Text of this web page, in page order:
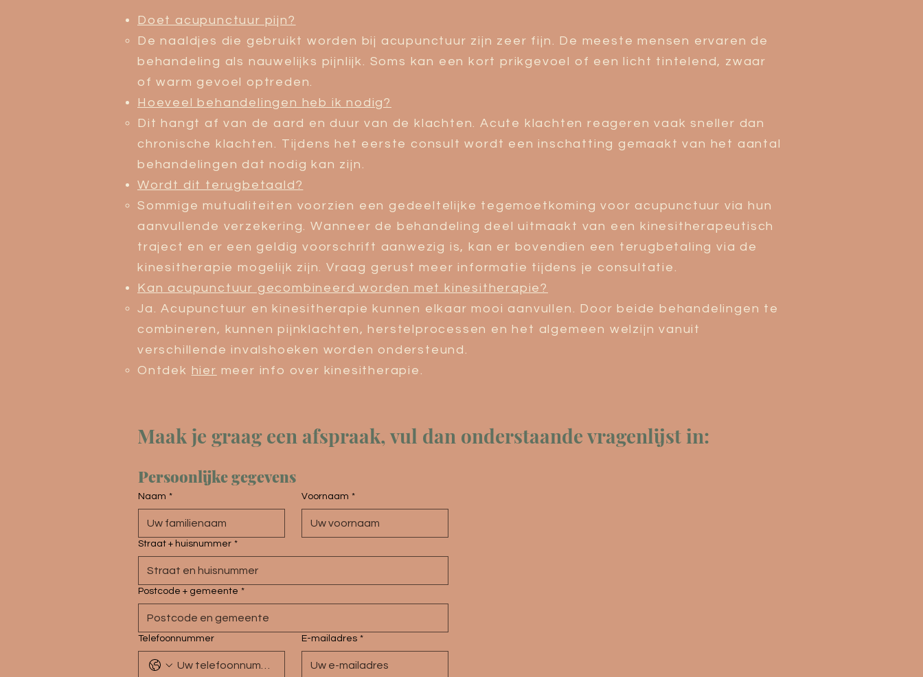
Doet acupunctuur pijn?
​De naaldjes die gebruikt worden bij acupunctuur zijn zeer fijn. De meeste mensen ervaren de
behandeling als nauwelijks pijnlijk. Soms kan een kort prikgevoel of een licht tintelend, zwaar
of warm gevoel optreden.
Hoeveel behandelingen heb ik nodig?
​Dit hangt af van de aard en duur van de klachten. Acute klachten reageren vaak sneller dan
chronische klachten. Tijdens het eerste consult wordt een inschatting gemaakt van het aantal
behandelingen dat nodig kan zijn.
Wordt dit terugbetaald?
​Sommige mutualiteiten voorzien een gedeeltelijke tegemoetkoming voor acupunctuur via hun
aanvullende verzekering. Wanneer de behandeling deel uitmaakt van een kinesitherapeutisch
traject en er een geldig voorschrift aanwezig is, kan er bovendien een terugbetaling via de
kinesitherapie mogelijk zijn. Vraag gerust meer informatie tijdens je consultatie.
Kan acupunctuur gecombineerd worden met kinesitherapie?
​Ja. Acupunctuur en kinesitherapie kunnen elkaar mooi aanvullen. Door beide behandelingen te
combineren, kunnen pijnklachten, herstelprocessen en het algemeen welzijn vanuit
verschillende invalshoeken worden ondersteund.
Ontdek hier meer info over kinesitherapie.
Maak je graag een afspraak, vul dan onderstaande vragenlijst in:
Persoonlijke gegevens
Naam * Voornaam *
Straat + huisnummer *
Postcode + gemeente *
Telefoonnummer E-mailadres *